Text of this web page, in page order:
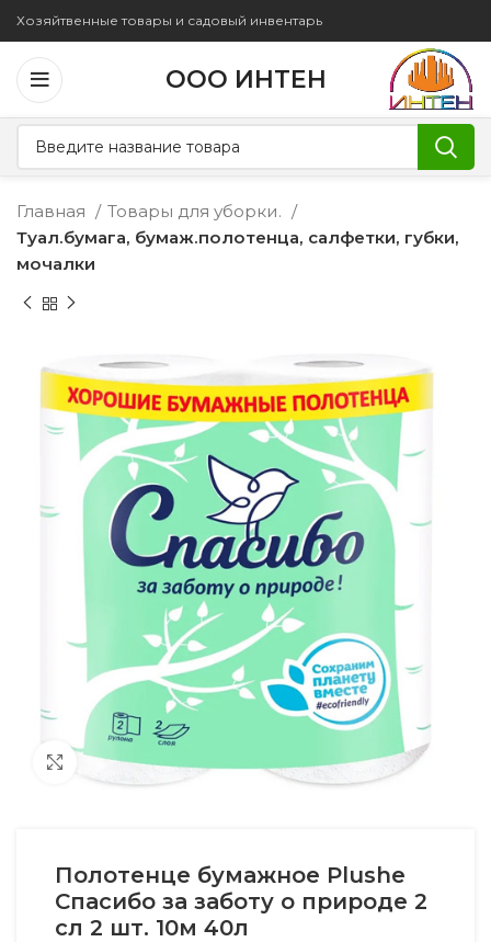
Хозяйтвенные товары и садовый инвентарь
ООО ИНТЕН
Главная
Товары для уборки.
Туал.бумага, бумаж.полотенца, салфетки, губки,
мочалки
Увеличить
Полотенце бумажное Plushe
Спасибо за заботу о природе 2
сл 2 шт. 10м 40л